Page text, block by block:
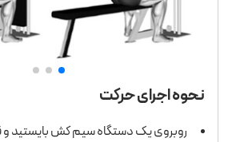
نحوه اجرای حرکت
روبروی یک دستگاه سیم کش بایستید و